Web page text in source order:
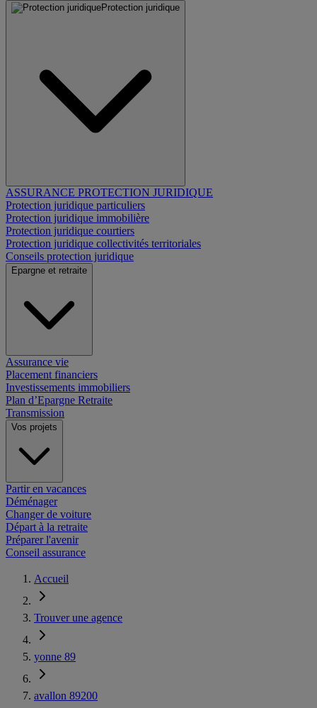
Protection juridique
ASSURANCE PROTECTION JURIDIQUE
Protection juridique particuliers
Protection juridique immobilière
Protection juridique courtiers
Protection juridique collectivités territoriales
Conseils protection juridique
Epargne et retraite
Assurance vie
Placement financiers
Investissements immobiliers
Plan d’Epargne Retraite
Transmission
Vos projets
Partir en vacances
Déménager
Changer de voiture
Départ à la retraite
Préparer l'avenir
Conseil assurance
Accueil
Trouver une agence
yonne 89
avallon 89200